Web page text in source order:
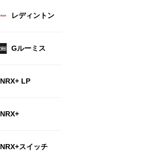
レディントン
Gルーミス
NRX+ LP
NRX+
NRX+スイッチ